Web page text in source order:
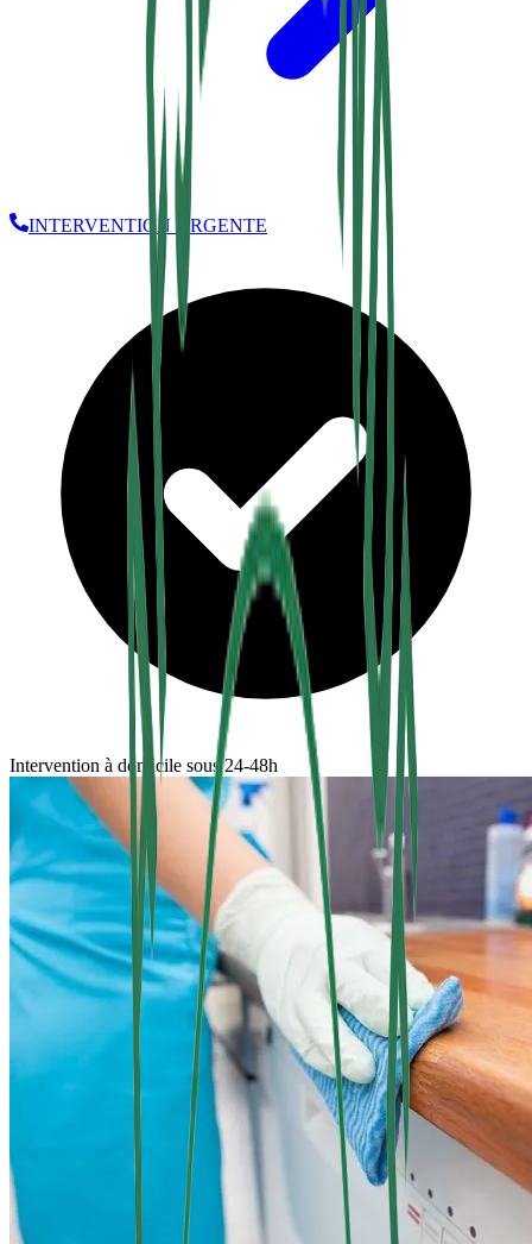
INTERVENTION URGENTE
Intervention à domicile sous 24-48h